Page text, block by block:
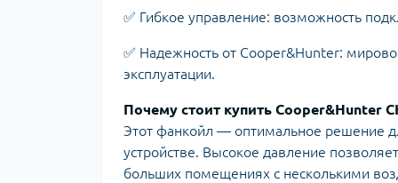
✅ Гибкое управление: возможность
✅ Надежность от Cooper&Hunter:
эксплуатации.
Почему стоит купить Cooper&Hunter
Этот фанкойл — оптимальное решение
устройстве. Высокое давление
больших помещениях с несколькими